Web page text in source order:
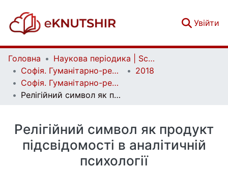
Увійти
Головна
Наукова періодика | Scientific periodicals
Софія. Гуманітарно-релігієзнавчий вісник | Sophia. Human and Religious Studies Bulletin
2018
Софія. Гуманітарно-релігієзнавчий вісник. № 1 (10)
Релігійний символ як продукт підсвідомості в аналітичній психології
Релігійний символ як продукт
підсвідомості в аналітичній
психології